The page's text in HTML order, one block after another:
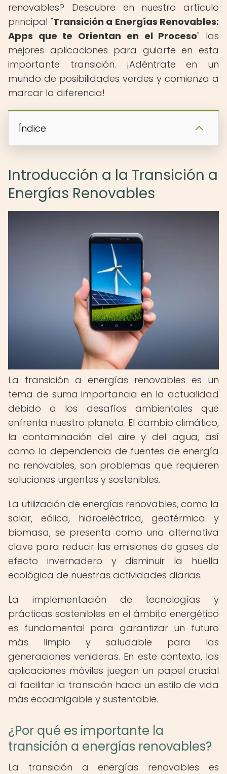
renovables? Descubre en nuestro artículo
principal "Transición a Energías Renovables:
Apps que te Orientan en el Proceso" las
mejores aplicaciones para guiarte en esta
importante transición. ¡Adéntrate en un
mundo de posibilidades verdes y comienza a
marcar la diferencia!
Índice
Introducción a la Transición a
Energías Renovables
La transición a energías renovables es un
tema de suma importancia en la actualidad
debido a los desafíos ambientales que
enfrenta nuestro planeta. El cambio climático,
la contaminación del aire y del agua, así
como la dependencia de fuentes de energía
no renovables, son problemas que requieren
soluciones urgentes y sostenibles.
La utilización de energías renovables, como la
solar, eólica, hidroeléctrica, geotérmica y
biomasa, se presenta como una alternativa
clave para reducir las emisiones de gases de
efecto invernadero y disminuir la huella
ecológica de nuestras actividades diarias.
La implementación de tecnologías y
prácticas sostenibles en el ámbito energético
es fundamental para garantizar un futuro
más limpio y saludable para las
generaciones venideras. En este contexto, las
aplicaciones móviles juegan un papel crucial
al facilitar la transición hacia un estilo de vida
más ecoamigable y sustentable.
¿Por qué es importante la
transición a energías renovables?
La transición a energías renovables es